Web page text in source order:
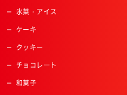
氷菓・アイス
ケーキ
クッキー
チョコレート
和菓子